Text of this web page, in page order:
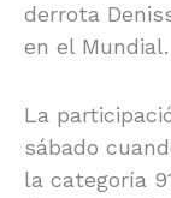
derrota
en el Mundial.
La
sábado
la categoría